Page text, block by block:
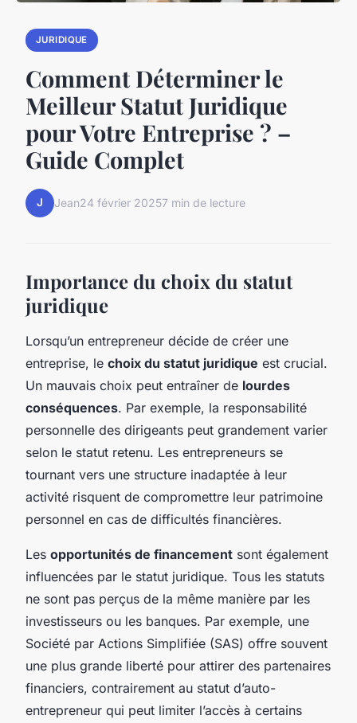
JURIDIQUE
Comment Déterminer le
Meilleur Statut Juridique
pour Votre Entreprise ? –
Guide Complet
J Jean24 février 20257 min de lecture
Importance du choix du statut
juridique
Lorsqu’un entrepreneur décide de créer une
entreprise, le choix du statut juridique est crucial.
Un mauvais choix peut entraîner de lourdes
conséquences. Par exemple, la responsabilité
personnelle des dirigeants peut grandement varier
selon le statut retenu. Les entrepreneurs se
tournant vers une structure inadaptée à leur
activité risquent de compromettre leur patrimoine
personnel en cas de difficultés financières.
Les opportunités de financement sont également
influencées par le statut juridique. Tous les statuts
ne sont pas perçus de la même manière par les
investisseurs ou les banques. Par exemple, une
Société par Actions Simplifiée (SAS) offre souvent
une plus grande liberté pour attirer des partenaires
financiers, contrairement au statut d’auto-
entrepreneur qui peut limiter l’accès à certains